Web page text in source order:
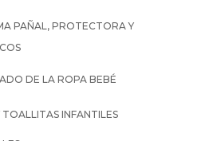
PAÑAL, PROTECTORA Y
DE LA ROPA BEBÉ
TOALLITAS INFANTILES